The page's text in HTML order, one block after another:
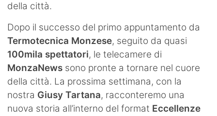
della città.
Dopo il successo del primo appuntamento da
Termotecnica Monzese, seguito da quasi
100mila spettatori, le telecamere di
MonzaNews sono pronte a tornare nel cuore
della città. La prossima settimana, con la
nostra Giusy Tartana, racconteremo una
nuova storia all’interno del format Eccellenze